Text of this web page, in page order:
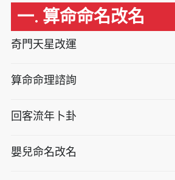
一. 算命命名改名
奇門天星改運
算命命理諮詢
回客流年卜卦
嬰兒命名改名